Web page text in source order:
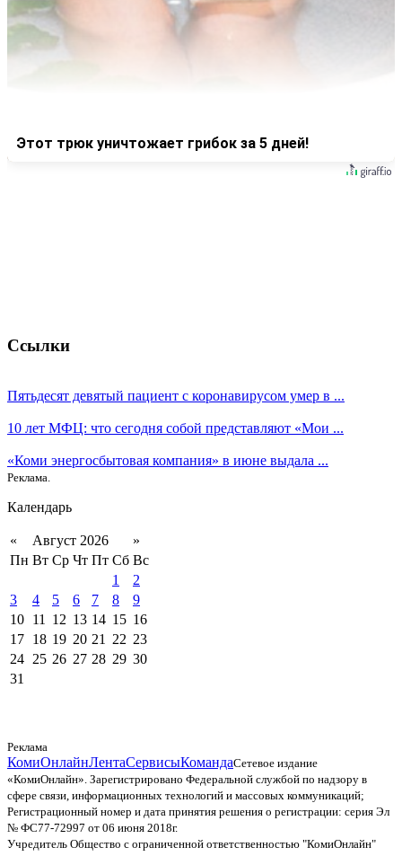
Этот трюк уничтожает грибок за 5 дней!
Ссылки
Пятьдесят девятый пациент с коронавирусом умер в ...
10 лет МФЦ: что сегодня собой представляют «Мои ...
«Коми энергосбытовая компания» в июне выдала ...
Реклама.
Календарь
« Август 2026
»
Пн Вт Ср Чт Пт Сб Вс
1
2
3
4 5 6 7 8
9
10 11 12 13 14 15 16
17 18 19 20 21 22 23
24 25 26 27 28 29 30
31
Реклама
КомиОнлайнЛентаСервисыКомандаСетевое издание
«КомиОнлайн». Зарегистрировано Федеральной службой по надзору в
сфере связи, информационных технологий и массовых коммуникаций;
Регистрационный номер и дата принятия решения о регистрации: серия Эл
№ ФС77-72997 от 06 июня 2018г.
Учредитель Общество с ограниченной ответственностью "КомиОнлайн"